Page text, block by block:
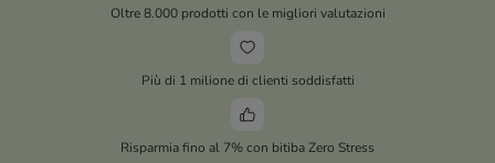
Oltre 8.000 prodotti con le migliori valutazioni
Più di 1 milione di clienti soddisfatti
Risparmia fino al 7% con bitiba Zero Stress